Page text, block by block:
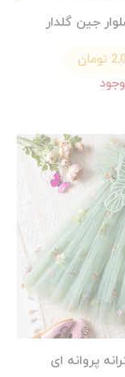
جین گلدار
پروانه ای